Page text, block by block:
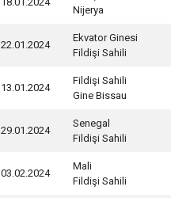
Nijerya
22.01.2024
Ekvator Ginesi
Fildişi Sahili
13.01.2024
Fildişi Sahili
Gine Bissau
29.01.2024
Senegal
Fildişi Sahili
03.02.2024
Mali
Fildişi Sahili